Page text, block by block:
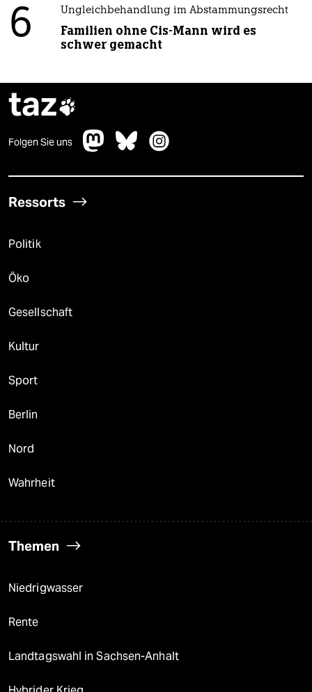
6 Ungleichbehandlung im Abstammungsrecht
Familien ohne Cis-Mann wird es
schwer gemacht
taz
Folgen Sie uns
Ressorts
Politik
Öko
Gesellschaft
Kultur
Sport
Berlin
Nord
Wahrheit
Themen
Niedrigwasser
Rente
Landtagswahl in Sachsen-Anhalt